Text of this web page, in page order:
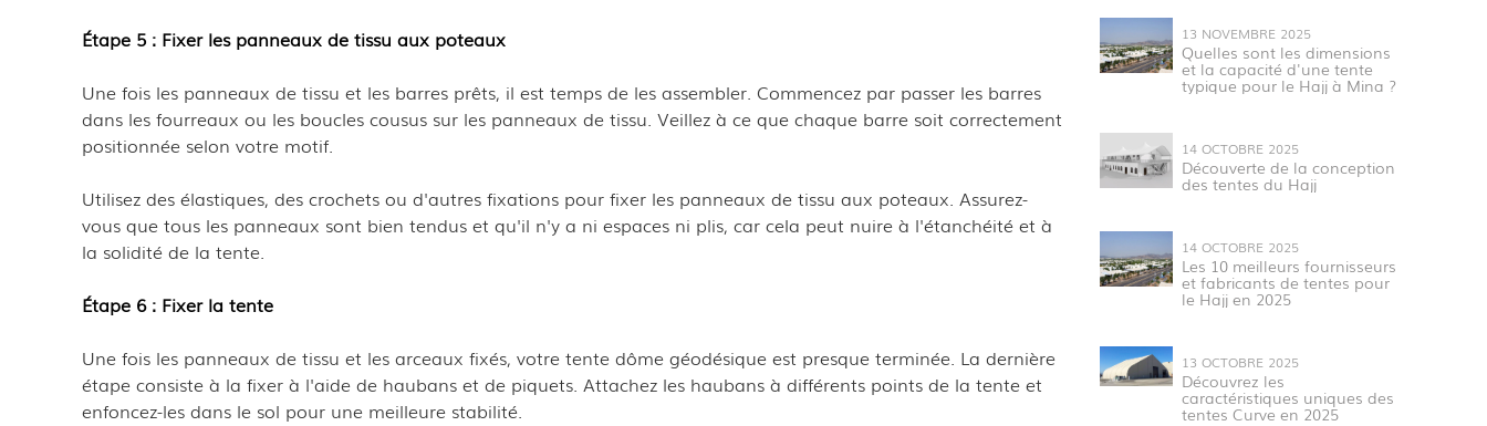
13 NOVEMBRE 2025
Quelles sont les dimensions
et la capacité d'une tente
typique pour le Hajj à Mina ?
14 OCTOBRE 2025
Découverte de la conception
des tentes du Hajj
14 OCTOBRE 2025
Les 10 meilleurs fournisseurs
et fabricants de tentes pour
le Hajj en 2025
13 OCTOBRE 2025
Découvrez les
caractéristiques uniques des
tentes Curve en 2025
Étape 5 : Fixer les panneaux de tissu aux poteaux
Une fois les panneaux de tissu et les barres prêts, il est temps de les assembler. Commencez par passer les barres
dans les fourreaux ou les boucles cousus sur les panneaux de tissu. Veillez à ce que chaque barre soit correctement
positionnée selon votre motif.
Utilisez des élastiques, des crochets ou d'autres fixations pour fixer les panneaux de tissu aux poteaux. Assurez-
vous que tous les panneaux sont bien tendus et qu'il n'y a ni espaces ni plis, car cela peut nuire à l'étanchéité et à
la solidité de la tente.
Étape 6 : Fixer la tente
Une fois les panneaux de tissu et les arceaux fixés, votre tente dôme géodésique est presque terminée. La dernière
étape consiste à la fixer à l'aide de haubans et de piquets. Attachez les haubans à différents points de la tente et
enfoncez-les dans le sol pour une meilleure stabilité.